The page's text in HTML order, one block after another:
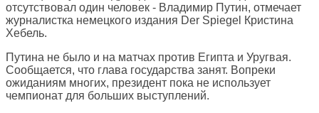
отсутствовал один человек - Владимир Путин, отмечает
журналистка немецкого издания Der Spiegel Кристина
Хебель.
Путина не было и на матчах против Египта и Уругвая.
Сообщается, что глава государства занят. Вопреки
ожиданиям многих, президент пока не использует
чемпионат для больших выступлений.